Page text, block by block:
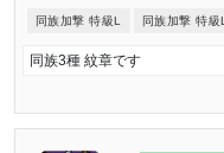
同族加撃 特級L 同族加撃 特級L
同族3種 紋章です